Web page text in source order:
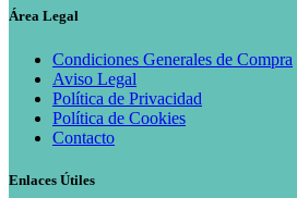
Área Legal
Condiciones Generales de Compra
Aviso Legal
Política de Privacidad
Política de Cookies
Contacto
Enlaces Útiles